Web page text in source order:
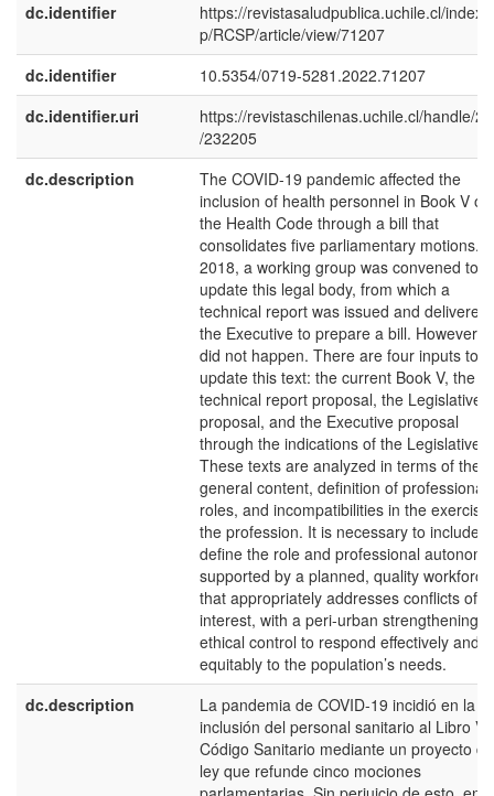
dc.identifier
https://revistasaludpublica.uchile.cl/
p/RCSP/article/view/71207
dc.identifier
10.5354/0719-5281.2022.71207
dc.identifier.uri
https://revistaschilenas.uchile.cl/handle/
/232205
dc.description
The COVID-19 pandemic affected the
inclusion of health personnel in Book V of
the Health Code through a bill that
consolidates five parliamentary motions.
2018, a working group was convened to
update this legal body, from which a
technical report was issued and delivered
the Executive to prepare a bill. However,
did not happen. There are four inputs to
update this text: the current Book V, the
technical report proposal, the Legislative
proposal, and the Executive proposal
through the indications of the Legislative
These texts are analyzed in terms of their
general content, definition of professional
roles, and incompatibilities in the exercise
the profession. It is necessary to include
define the role and professional autonomy
supported by a planned, quality workforce
that appropriately addresses conflicts of
interest, with a peri-urban strengthening
ethical control to respond effectively and
equitably to the population’s needs.
dc.description
La pandemia de COVID-19 incidió en la
inclusión del personal sanitario al Libro V
Código Sanitario mediante un proyecto de
ley que refunde cinco mociones